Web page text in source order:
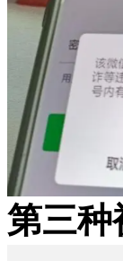
第三种